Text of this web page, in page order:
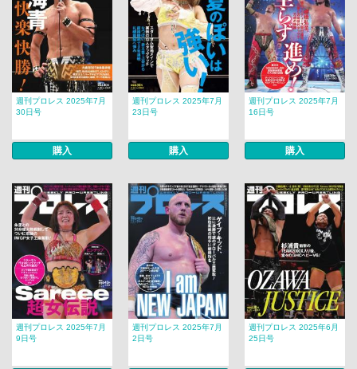
週刊プロレス 2025年7月
30日号
購入
週刊プロレス 2025年7月
23日号
購入
週刊プロレス 2025年7月
16日号
購入
週刊プロレス 2025年7月
9日号
週刊プロレス 2025年7月
2日号
週刊プロレス 2025年6月
25日号